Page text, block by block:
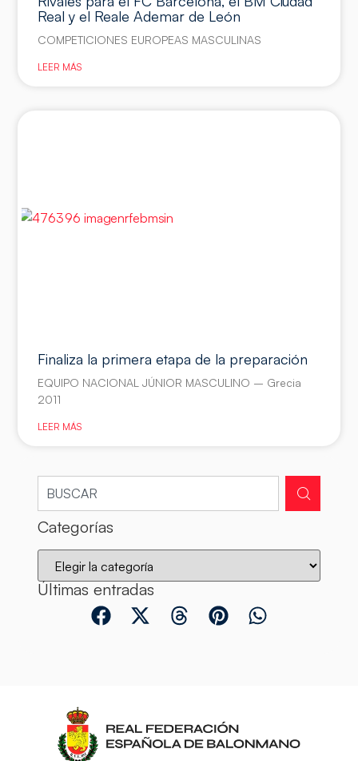
Real y el Reale Ademar de León
COMPETICIONES EUROPEAS MASCULINAS
LEER MÁS
Finaliza la primera etapa de la preparación
EQUIPO NACIONAL JÚNIOR MASCULINO – Grecia
2011
LEER MÁS
Categorías
Últimas entradas